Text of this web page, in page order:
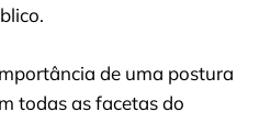
de uma postura
todas as facetas do